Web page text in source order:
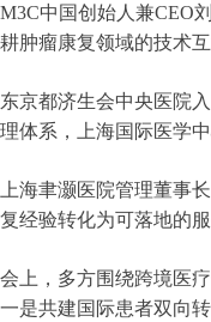
M3C中国创始人兼CEO
耕肿瘤康复领域的技术
东京都济生会中央医院
理体系，上海国际医学
上海聿灏医院管理董事
复经验转化为可落地的
会上，多方围绕跨境医
一是共建国际患者双向